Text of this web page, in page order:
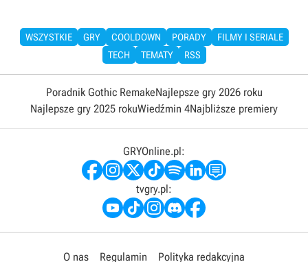
WSZYSTKIE GRY COOLDOWN PORADY
FILMY I SERIALE
TECH
TEMATY RSS
Poradnik Gothic RemakeNajlepsze gry 2026 roku
Najlepsze gry 2025 rokuWiedźmin 4Najbliższe premiery
GRYOnline.pl:
tvgry.pl:
O nas Regulamin Polityka redakcyjna